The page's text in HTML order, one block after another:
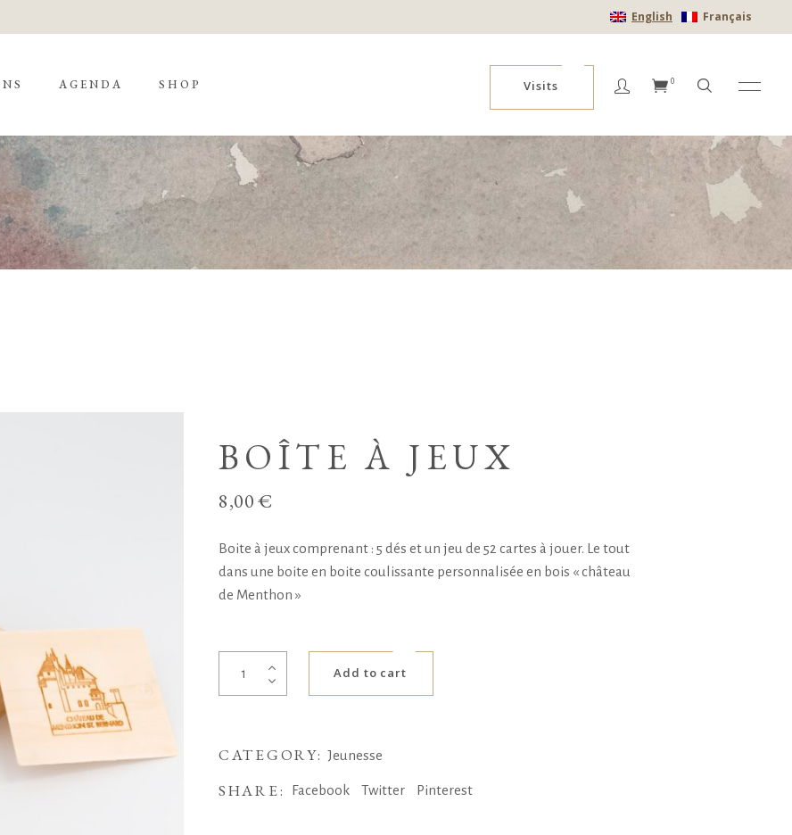
English Français
AGENDA SHOP Visits 0
No products in the cart.
No products in the cart.
BOÎTE À JEUX
8,00€
Boite à jeux comprenant : 5 dés et un jeu de 52 cartes à jouer. Le tout
dans une boite en boite coulissante personnalisée en bois « château
de Menthon »
Add to cart
CATEGORY:Jeunesse
SHARE: Facebook Twitter Pinterest